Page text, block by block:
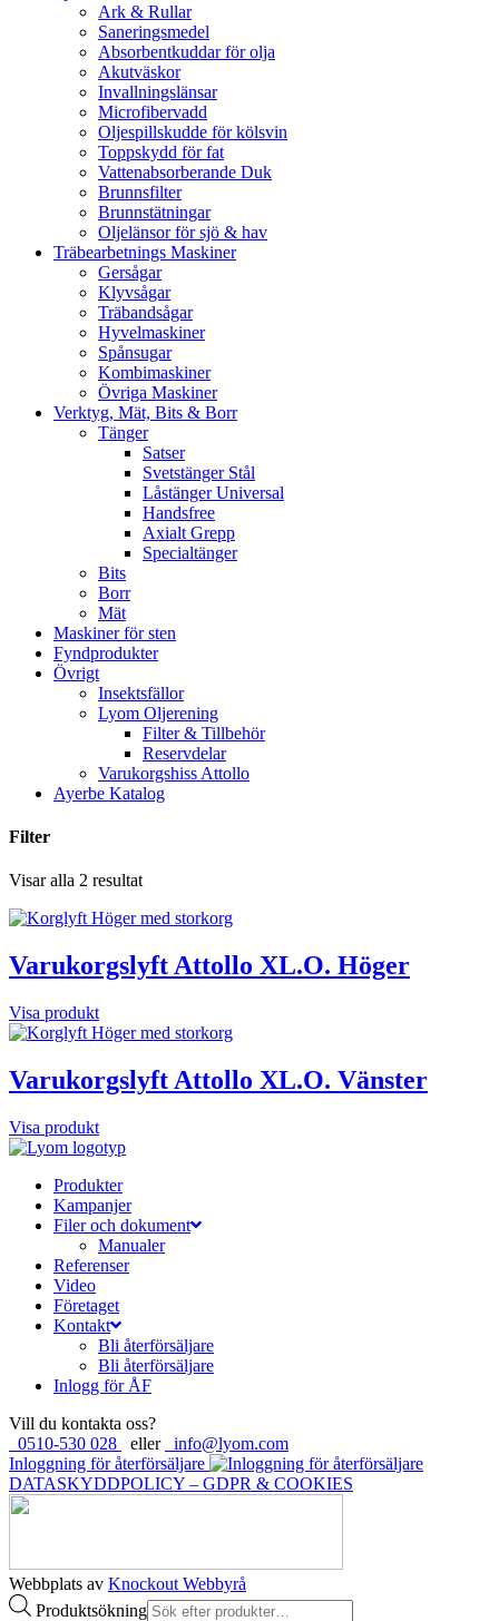
Ark & Rullar
Saneringsmedel
Absorbentkuddar för olja
Akutväskor
Invallningslänsar
Microfibervadd
Oljespillskudde för kölsvin
Toppskydd för fat
Vattenabsorberande Duk
Brunnsfilter
Brunnstätningar
Oljelänsor för sjö & hav
Träbearbetnings Maskiner
Gersågar
Klyvsågar
Träbandsågar
Hyvelmaskiner
Spånsugar
Kombimaskiner
Övriga Maskiner
Verktyg, Mät, Bits & Borr
Tänger
Satser
Svetstänger Stål
Låstänger Universal
Handsfree
Axialt Grepp
Specialtänger
Bits
Borr
Mät
Maskiner för sten
Fyndprodukter
Övrigt
Insektsfällor
Lyom Oljerening
Filter & Tillbehör
Reservdelar
Varukorgshiss Attollo
Ayerbe Katalog
Filter
Visar alla 2 resultat
Varukorgslyft Attollo XL.O. Höger
Visa produkt
Varukorgslyft Attollo XL.O. Vänster
Visa produkt
Produkter
Kampanjer
Filer och dokument
Manualer
Referenser
Video
Företaget
Kontakt
Bli återförsäljare
Bli återförsäljare
Inlogg för ÅF
Vill du kontakta oss?
0510-530 028
eller
info@lyom.com
Inloggning för återförsäljare
DATASKYDDPOLICY – GDPR & COOKIES
Webbplats av Knockout Webbyrå
Produktsökning